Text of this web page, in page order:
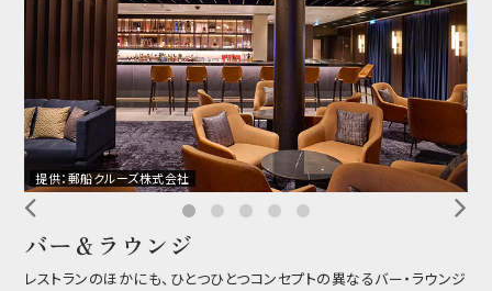
バー＆ラウンジ
レストランのほかにも、ひとつひとつコンセプトの異なるバー・ラウンジ
提供：郵船クルーズ株式会社